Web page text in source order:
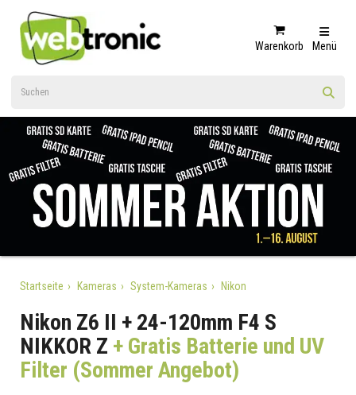
Warenkorb Menü
Startseite Kameras System-Kameras Nikon
Nikon Z6 II + 24-120mm F4 S
NIKKOR Z + Gratis Batterie und UV
Filter (Sommer Angebot)